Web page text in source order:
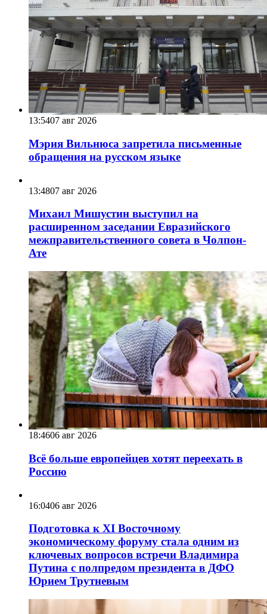
13:5407 авг 2026
Мэрия Вильнюса запретила письменные
обращения на русском языке
13:4807 авг 2026
Михаил Мишустин выступил на
расширенном заседании Евразийского
межправительственного совета в Чолпон-
Ате
18:4606 авг 2026
Всё больше европейцев хотят переехать в
Россию
16:0406 авг 2026
Подготовка к XI Восточному
экономическому форуму стала одним из
ключевых вопросов встречи Владимира
Путина с полпредом президента в ДФО
Юрием Трутневым